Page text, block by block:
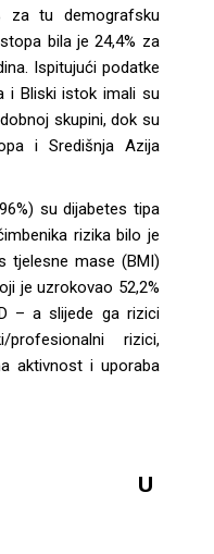
za tu demografsku
bila je 24,4% za
Ispitujući podatke
i Bliski istok imali su
skupini, dok su
i Središnja Azija
su dijabetes tipa
rizika bilo je
tjelesne mase (BMI)
je uzrokovao 52,2%
– a slijede ga rizici
rizici,
aktivnost i uporaba
U